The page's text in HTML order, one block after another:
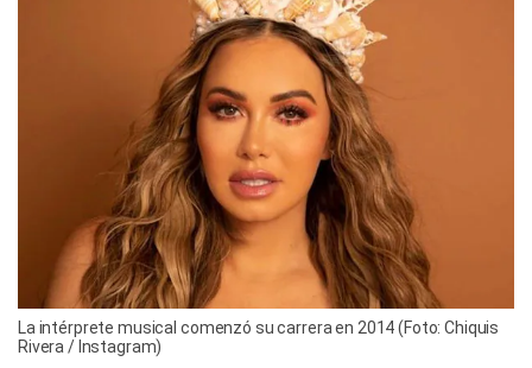
La intérprete musical comenzó su carrera en 2014 (Foto: Chiquis
Rivera / Instagram)